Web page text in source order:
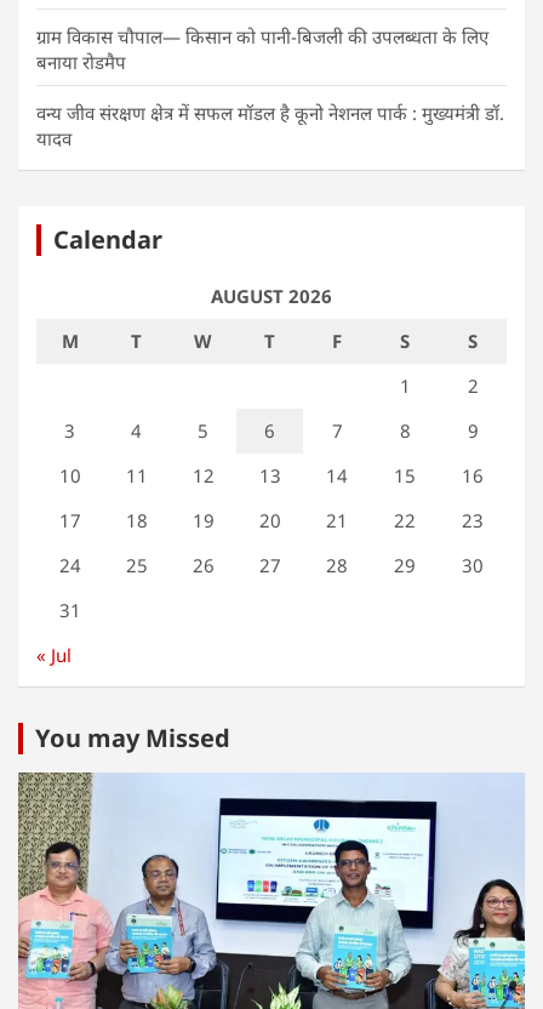
ग्राम विकास चौपाल— किसान को पानी-बिजली की उपलब्धता के लिए
बनाया रोडमैप
वन्य जीव संरक्षण क्षेत्र में सफल मॉडल है कूनो नेशनल पार्क : मुख्यमंत्री डॉ.
यादव
Calendar
AUGUST 2026
M
T W T F S
S
1
2
3
4 5 6 7 8
9
10
11 12 13 14 15
16
17
18 19 20 21 22
23
24
25 26 27 28 29
30
31
« Jul
You may Missed